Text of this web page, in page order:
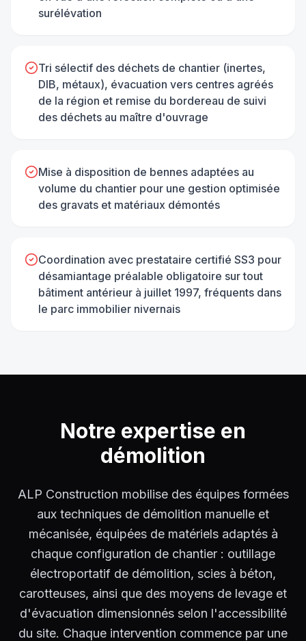
surélévation
Tri sélectif des déchets de chantier (inertes,
DIB, métaux), évacuation vers centres agréés
de la région et remise du bordereau de suivi
des déchets au maître d'ouvrage
Mise à disposition de bennes adaptées au
volume du chantier pour une gestion optimisée
des gravats et matériaux démontés
Coordination avec prestataire certifié SS3 pour
désamiantage préalable obligatoire sur tout
bâtiment antérieur à juillet 1997, fréquents dans
le parc immobilier nivernais
Notre expertise en
démolition
ALP Construction mobilise des équipes formées
aux techniques de démolition manuelle et
mécanisée, équipées de matériels adaptés à
chaque configuration de chantier : outillage
électroportatif de démolition, scies à béton,
carotteuses, ainsi que des moyens de levage et
d'évacuation dimensionnés selon l'accessibilité
du site. Chaque intervention commence par une